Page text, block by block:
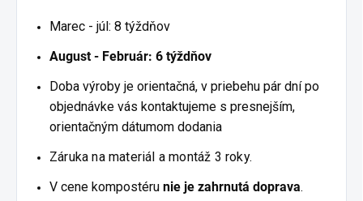
Marec - júl: 8 týždňov
August - Február: 6 týždňov
Doba výroby je orientačná, v priebehu pár dní po
objednávke vás kontaktujeme s presnejším,
orientačným dátumom dodania
Záruka na materiál a montáž 3 roky.
V cene kompostéru nie je zahrnutá doprava.